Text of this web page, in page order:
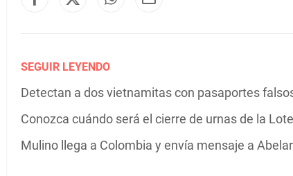
SEGUIR LEYENDO
Detectan a dos vietnamitas con pasaportes
Conozca cuándo será el cierre de urnas de la
Mulino llega a Colombia y envía mensaje a